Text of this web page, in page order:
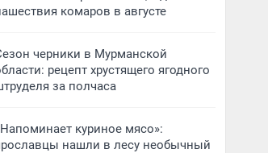
комаров в августе
черники в Мурманской
рецепт хрустящего ягодного
за полчаса
куриное мясо»:
нашли в лесу необычный